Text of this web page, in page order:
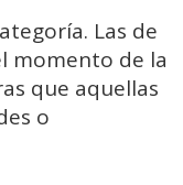
Las de
momento de la
que aquellas
o